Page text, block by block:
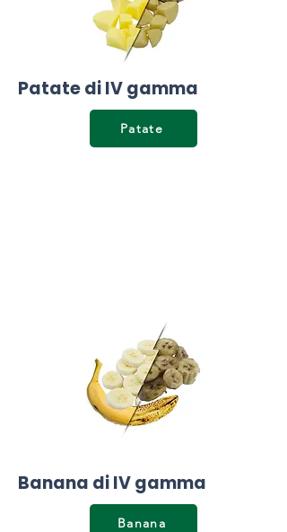
Patate di IV gamma
Patate
Banana di IV gamma
Banana